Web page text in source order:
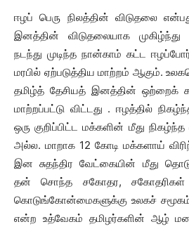
ஈழப் பெரு நிலத்தின் விடுதலை
இனத்தின் விடுதலையாக முகிழ்ந்து
நடந்து முடிந்த நான்காம் கட்ட
மரபில் ஏற்படுத்திய மாற்றம் ஆகும்.
தமிழ்த் தேசியத் இனத்தின் ஒற்றைக்
மாற்றப்பட்டு விட்டது . ஈழத்தில்
ஒரு குறிப்பிட்ட மக்களின் மீது
அல்ல. மாறாக 12 கோடி மக்களாய்
இன சுதந்திர வேட்கையின் மீது
தன் சொந்த சகோதர, சகோதரிகள்
கொடுங்கோன்மைகளுக்கு உலகச்
என்ற உத்வேகம் தமிழர்களின் ஆழ்